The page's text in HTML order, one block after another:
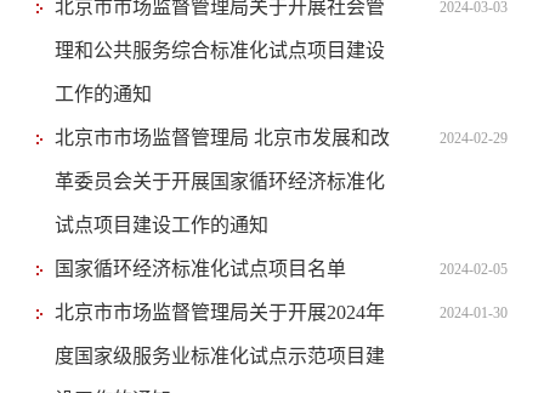
北京市市场监督管理局关于开展社会管
理和公共服务综合标准化试点项目建设
工作的通知
2024-03-03
北京市市场监督管理局 北京市发展和改
革委员会关于开展国家循环经济标准化
试点项目建设工作的通知
2024-02-29
国家循环经济标准化试点项目名单 2024-02-05
北京市市场监督管理局关于开展2024年
度国家级服务业标准化试点示范项目建
2024-01-30